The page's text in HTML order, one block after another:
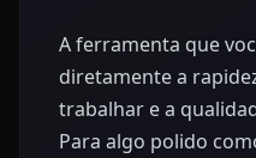
A ferramenta que
diretamente a
trabalhar e a
Para algo polido